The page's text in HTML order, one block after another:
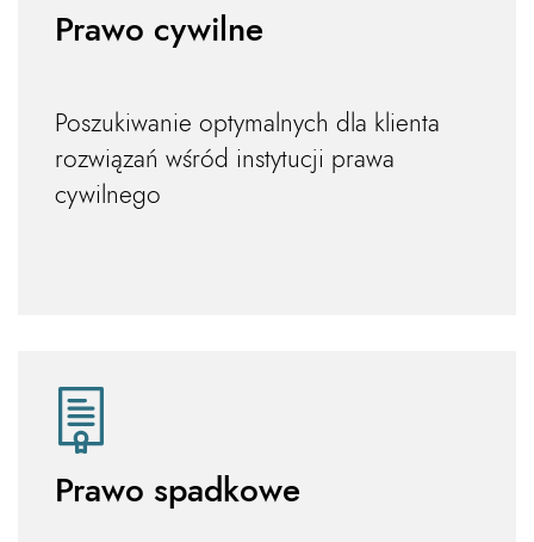
Prawo cywilne
Poszukiwanie optymalnych dla klienta
rozwiązań wśród instytucji prawa
cywilnego
Prawo spadkowe